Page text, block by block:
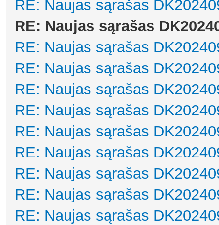
RE: Naujas sąrašas
RE: Naujas sąrašas
RE: Naujas sąrašas
RE: Naujas sąrašas
RE: Naujas sąrašas
RE: Naujas sąrašas
RE: Naujas sąrašas
RE: Naujas sąrašas
RE: Naujas sąrašas
RE: Naujas sąrašas
RE: Naujas sąrašas